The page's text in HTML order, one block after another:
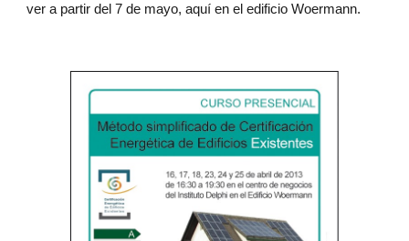
ver a partir del 7 de mayo, aquí en el edificio Woermann.